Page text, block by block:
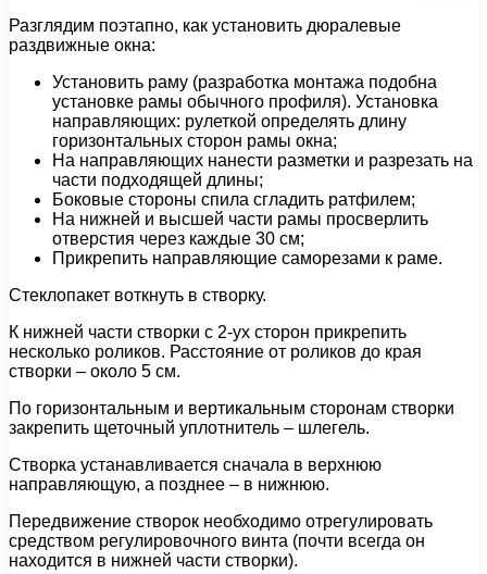
Разглядим поэтапно, как установить дюралевые
раздвижные окна:
Установить раму (разработка монтажа подобна
установке рамы обычного профиля). Установка
направляющих: рулеткой определять длину
горизонтальных сторон рамы окна;
На направляющих нанести разметки и разрезать на
части подходящей длины;
Боковые стороны спила сгладить ратфилем;
На нижней и высшей части рамы просверлить
отверстия через каждые 30 см;
Прикрепить направляющие саморезами к раме.
Стеклопакет воткнуть в створку.
К нижней части створки с 2-ух сторон прикрепить
несколько роликов. Расстояние от роликов до края
створки – около 5 см.
По горизонтальным и вертикальным сторонам створки
закрепить щеточный уплотнитель – шлегель.
Створка устанавливается сначала в верхнюю
направляющую, а позднее – в нижнюю.
Передвижение створок необходимо отрегулировать
средством регулировочного винта (почти всегда он
находится в нижней части створки).